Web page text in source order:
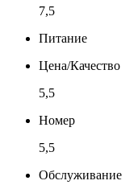
7,5
Питание
Цена/Качество
5,5
Номер
5,5
Обслуживание